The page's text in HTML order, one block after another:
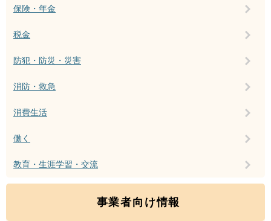
保険・年金
税金
防犯・防災・災害
消防・救急
消費生活
働く
教育・生涯学習・交流
事業者向け情報